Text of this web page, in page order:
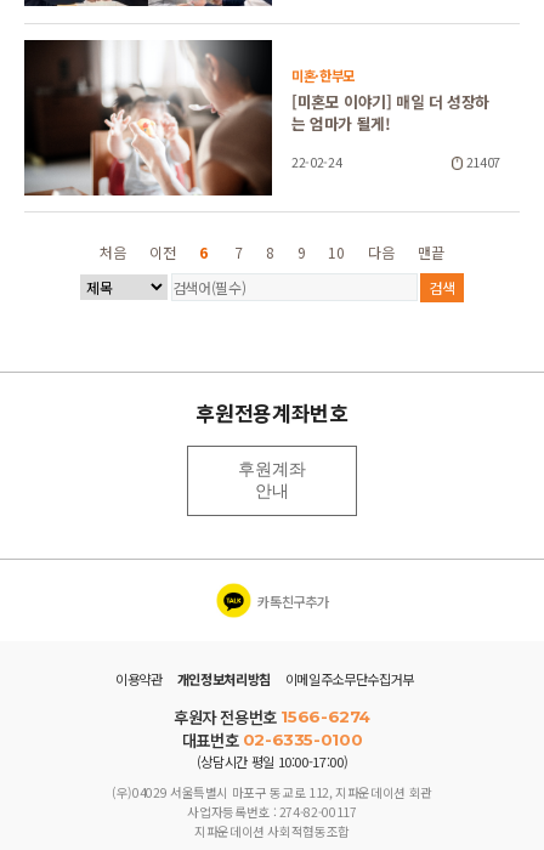
미혼·한부모
[미혼모 이야기] 매일 더 성장하
는 엄마가 될게!
22-02-24 21407
처음 이전 6 7 8 9 10 다음 맨끝
후원전용계좌번호
후원계좌
안내
카톡친구추가
이용약관 개인정보처리방침 이메일주소무단수집거부
후원자 전용번호 1566-6274
대표번호 02-6335-0100
(상담시간 평일 10:00-17:00)
(우)04029 서울특별시 마포구 동교로 112, 지파운데이션 회관
사업자등록번호 : 274-82-00117
지파운데이션 사회적협동조합